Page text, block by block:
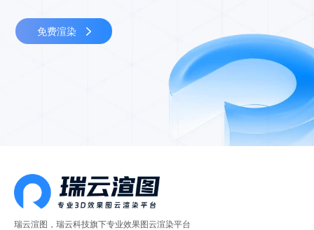
免费渲染
瑞云渲图，瑞云科技旗下专业效果图云渲染平台